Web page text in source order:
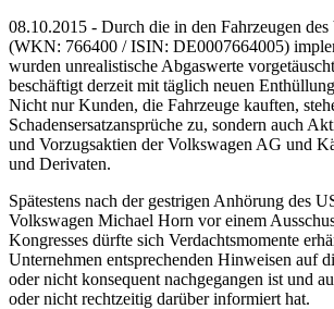
08.10.2015 - Durch die in den Fahrzeugen
(WKN: 766400 / ISIN: DE0007664005)
wurden unrealistische Abgaswerte
beschäftigt derzeit mit täglich neuen
Nicht nur Kunden, die Fahrzeuge kauften,
Schadensersatzansprüche zu, sondern auch
und Vorzugsaktien der Volkswagen AG und
und Derivaten.
Spätestens nach der gestrigen Anhörung des
Volkswagen Michael Horn vor einem
Kongresses dürfte sich Verdachtsmomente
Unternehmen entsprechenden Hinweisen auf
oder nicht konsequent nachgegangen ist und
oder nicht rechtzeitig darüber informiert hat.